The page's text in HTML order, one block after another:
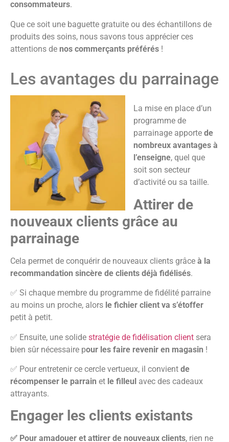
consommateurs.
Que ce soit une baguette gratuite ou des échantillons de
produits des soins, nous savons tous apprécier ces
attentions de nos commerçants préférés !
Les avantages du parrainage
La mise en place d’un
programme de
parrainage apporte de
nombreux avantages à
l’enseigne, quel que
soit son secteur
d’activité ou sa taille.
Attirer de
nouveaux clients grâce au
parrainage
Cela permet de conquérir de nouveaux clients grâce à la
recommandation sincère de clients déjà fidélisés.
✅ Si chaque membre du programme de fidélité parraine
au moins un proche, alors le fichier client va s’étoffer
petit à petit.
✅ Ensuite, une solide stratégie de fidélisation client sera
bien sûr nécessaire pour les faire revenir en magasin !
✅ Pour entretenir ce cercle vertueux, il convient de
récompenser le parrain et le filleul avec des cadeaux
attrayants.
Engager les clients existants
✅ Pour amadouer et attirer de nouveaux clients, rien ne